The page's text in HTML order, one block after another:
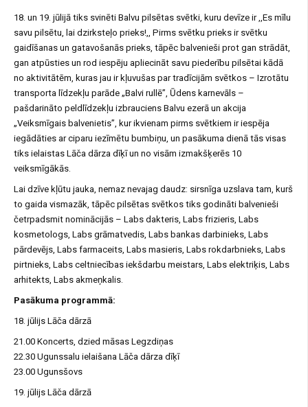
18. un 19. jūlijā tiks svinēti Balvu pilsētas svētki, kuru devīze ir ,,Es mīlu
savu pilsētu, lai dzirksteļo prieks!,, Pirms svētku prieks ir svētku
gaidīšanas un gatavošanās prieks, tāpēc balvenieši prot gan strādāt,
gan atpūsties un rod iespēju apliecināt savu piederību pilsētai kādā
no aktivitātēm, kuras jau ir kļuvušas par tradīcijām svētkos – Izrotātu
transporta līdzekļu parāde „Balvi rullē”, Ūdens karnevāls –
pašdarināto peldlīdzekļu izbrauciens Balvu ezerā un akcija
„Veiksmīgais balvenietis”, kur ikvienam pirms svētkiem ir iespēja
iegādāties ar ciparu iezīmētu bumbiņu, un pasākuma dienā tās visas
tiks ielaistas Lāča dārza dīķī un no visām izmakšķerēs 10
veiksmīgākās.
Lai dzīve kļūtu jauka, nemaz nevajag daudz: sirsnīga uzslava tam, kurš
to gaida vismazāk, tāpēc pilsētas svētkos tiks godināti balvenieši
četrpadsmit nominācijās – Labs dakteris, Labs frizieris, Labs
kosmetologs, Labs grāmatvedis, Labs bankas darbinieks, Labs
pārdevējs, Labs farmaceits, Labs masieris, Labs rokdarbnieks, Labs
pirtnieks, Labs celtniecības iekšdarbu meistars, Labs elektriķis, Labs
arhitekts, Labs akmeņkalis.
Pasākuma programmā:
18. jūlijs Lāča dārzā
21.00 Koncerts, dzied māsas Legzdiņas
22.30 Ugunssalu ielaišana Lāča dārza dīķī
23.00 Ugunsšovs
19. jūlijs Lāča dārzā